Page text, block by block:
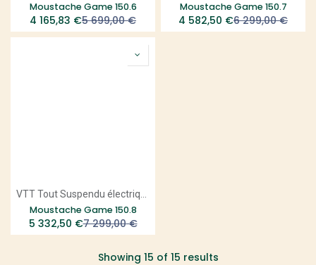
Moustache Game 150.6
4 165,83 €5 699,00€
Moustache Game 150.7
4 582,50 €6 299,00€
Moustache Game 150.8
5 332,50 €7 299,00€
Showing 15 of 15 results